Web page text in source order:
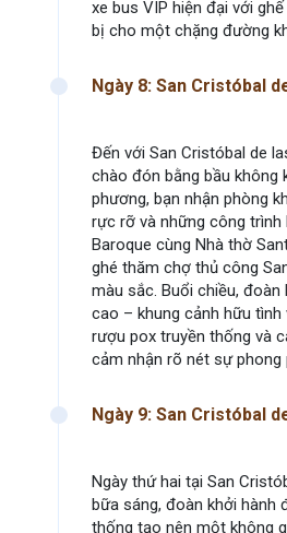
xe bus VIP hiện đại với
bị cho một chặng đường
Ngày 8: San Cristóbal
Đến với San Cristóbal de
chào đón bằng bầu không
phương, bạn nhận phòng
rực rỡ và những công
Baroque cùng Nhà thờ
ghé thăm chợ thủ công
màu sắc. Buổi chiều,
cao – khung cảnh hữu
rượu pox truyền thống và
cảm nhận rõ nét sự phong
Ngày 9: San Cristóbal
Ngày thứ hai tại San
bữa sáng, đoàn khởi hành
thống tạo nên một không